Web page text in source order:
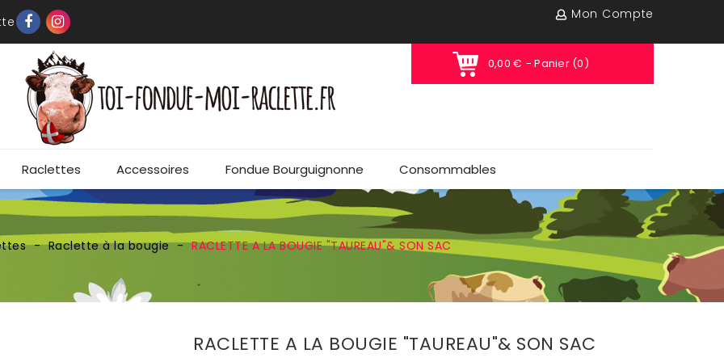
Mon Compte
0,00 € - Panier (0)
Raclettes Accessoires Fondue Bourguignonne Consommables
Raclette à la bougie RACLETTE A LA BOUGIE "TAUREAU"& SON SAC
RACLETTE A LA BOUGIE "TAUREAU"& SON SAC